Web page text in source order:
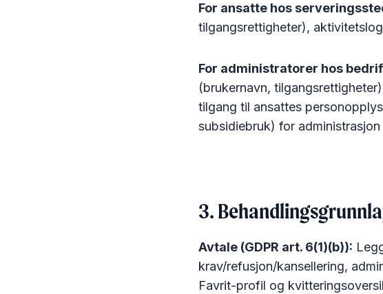
For ansatte hos
tilgangsrettigheter),
For administratorer hos
(brukernavn,
tilgang til ansattes
subsidiebruk) for
3.
Avtale (GDPR art. 6(1)(b)):
krav/refusjon/kansellering,
Favrit-profil og